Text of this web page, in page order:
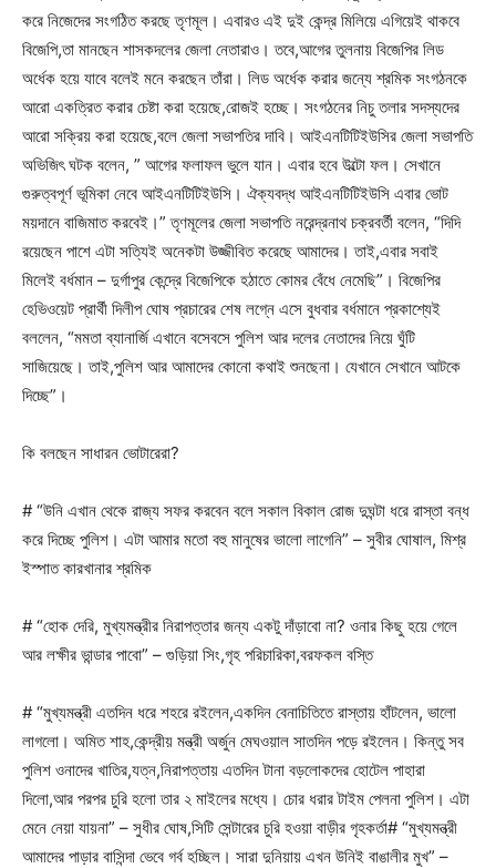
করে নিজেদের সংগঠিত করছে তৃণমূল। এবারও এই দুই কেন্দ্র মিলিয়ে এগিয়েই থাকবে
বিজেপি,তা মানছেন শাসকদলের জেলা নেতারাও। তবে,আগের তুলনায় বিজেপির লিড
অর্ধেক হয়ে যাবে বলেই মনে করছেন তাঁরা। লিড অর্ধেক করার জন্যে শ্রমিক সংগঠনকে
আরো একত্রিত করার চেষ্টা করা হয়েছে,রোজই হচ্ছে। সংগঠনের নিচু তলার সদস্যদের
আরো সক্রিয় করা হয়েছে,বলে জেলা সভাপতির দাবি। আইএনটিটিইউসির জেলা সভাপতি
অভিজিৎ ঘটক বলেন, ” আগের ফলাফল ভুলে যান। এবার হবে উল্টো ফল। সেখানে
গুরুত্বপূর্ণ ভূমিকা নেবে আইএনটিটিইউসি। ঐক্যবদ্ধ আইএনটিটিইউসি এবার ভোট
ময়দানে বাজিমাত করবেই।” তৃণমূলের জেলা সভাপতি নরেন্দ্রনাথ চক্রবর্তী বলেন, “দিদি
রয়েছেন পাশে এটা সত্যিই অনেকটা উজ্জীবিত করেছে আমাদের। তাই,এবার সবাই
মিলেই বর্ধমান – দুর্গাপুর কেন্দ্রে বিজেপিকে হঠাতে কোমর বেঁধে নেমেছি”। বিজেপির
হেভিওয়েট প্রার্থী দিলীপ ঘোষ প্রচারের শেষ লগ্নে এসে বুধবার বর্ধমানে প্রকাশ্যেই
বললেন, “মমতা ব্যানার্জি এখানে বসেবসে পুলিশ আর দলের নেতাদের নিয়ে ঘুঁটি
সাজিয়েছে। তাই,পুলিশ আর আমাদের কোনো কথাই শুনছেনা। যেখানে সেখানে আটকে
দিচ্ছে”।
কি বলছেন সাধারন ভোটারেরা?
# “উনি এখান থেকে রাজ্য সফর করবেন বলে সকাল বিকাল রোজ দুঘন্টা ধরে রাস্তা বন্ধ
করে দিচ্ছে পুলিশ। এটা আমার মতো বহু মানুষের ভালো লাগেনি” – সুবীর ঘোষাল, মিশ্র
ইস্পাত কারখানার শ্রমিক
# “হোক দেরি, মুখ্যমন্ত্রীর নিরাপত্তার জন্য একটু দাঁড়াবো না? ওনার কিছু হয়ে গেলে
আর লক্ষীর ভান্ডার পাবো” – গুড়িয়া সিং,গৃহ পরিচারিকা,বরফকল বস্তি
# “মুখ্যমন্ত্রী এতদিন ধরে শহরে রইলেন,একদিন বেনাচিতিতে রাস্তায় হাঁটলেন, ভালো
লাগলো। অমিত শাহ,কেন্দ্রীয় মন্ত্রী অর্জুন মেঘওয়াল সাতদিন পড়ে রইলেন। কিন্তু সব
পুলিশ ওনাদের খাতির,যত্ন,নিরাপত্তায় এতদিন টানা বড়লোকদের হোটেল পাহারা
দিলো,আর পরপর চুরি হলো তার ২ মাইলের মধ্যে। চোর ধরার টাইম পেলনা পুলিশ। এটা
মেনে নেয়া যায়না” – সুধীর ঘোষ,সিটি সেন্টারের চুরি হওয়া বাড়ীর গৃহকর্তা# “মুখ্যমন্ত্রী
আমাদের পাড়ার বাসিন্দা ভেবে গর্ব হচ্ছিল। সারা দুনিয়ায় এখন উনিই বাঙালীর মুখ” –